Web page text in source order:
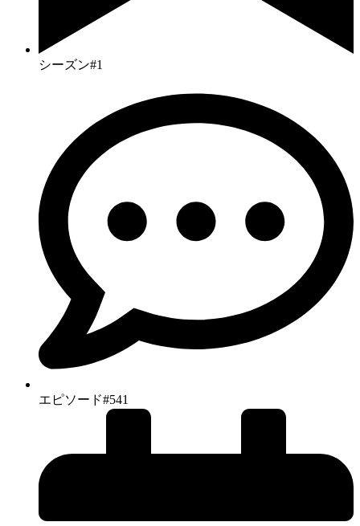
シーズン#1
エピソード#541